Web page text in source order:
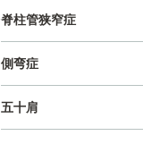
脊柱管狭窄症
側弯症
五十肩